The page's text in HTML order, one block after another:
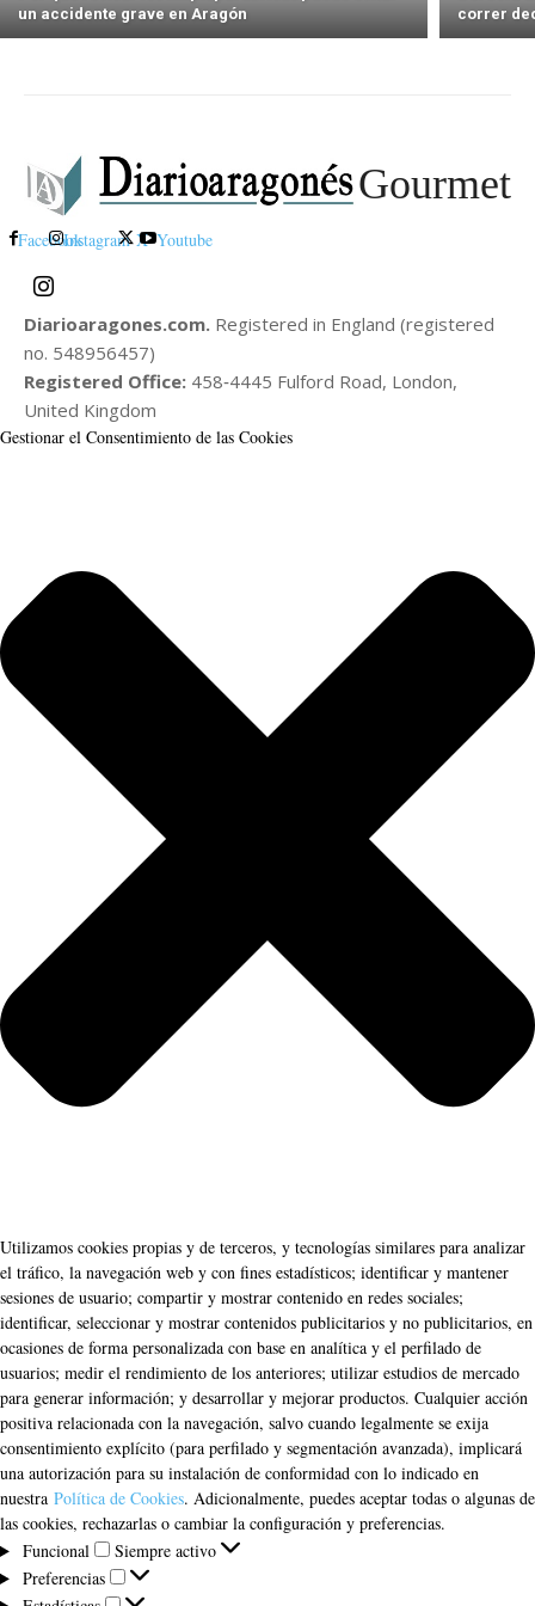
un accidente grave en Aragón
correr
Gourmet
FacebookInstagram X Youtube
Diarioaragones.com. Registered in England (registered
no. 548956457)
Registered Office: 458‑4445 Fulford Road, London,
United Kingdom
Gestionar el Consentimiento de las Cookies
Utilizamos cookies propias y de terceros, y tecnologías similares para analizar
el tráfico, la navegación web y con fines estadísticos; identificar y mantener
sesiones de usuario; compartir y mostrar contenido en redes sociales;
identificar, seleccionar y mostrar contenidos publicitarios y no publicitarios, en
ocasiones de forma personalizada con base en analítica y el perfilado de
usuarios; medir el rendimiento de los anteriores; utilizar estudios de mercado
para generar información; y desarrollar y mejorar productos. Cualquier acción
positiva relacionada con la navegación, salvo cuando legalmente se exija
consentimiento explícito (para perfilado y segmentación avanzada), implicará
una autorización para su instalación de conformidad con lo indicado en
nuestra Política de Cookies. Adicionalmente, puedes aceptar todas o algunas de
las cookies, rechazarlas o cambiar la configuración y preferencias.
Funcional
Funcional
Siempre activo
Preferencias
Preferencias